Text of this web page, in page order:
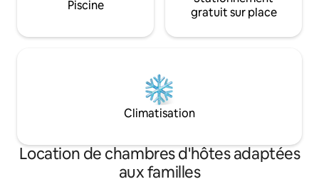
Piscine
gratuit sur place
Climatisation
Location de chambres d'hôtes adaptées
aux familles